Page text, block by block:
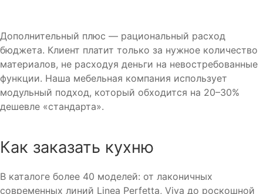
Дополнительный плюс — рациональный расход
бюджета. Клиент платит только за нужное количество
материалов, не расходуя деньги на невостребованные
функции. Наша мебельная компания использует
модульный подход, который обходится на 20–30%
дешевле «стандарта».
Как заказать кухню
В каталоге более 40 моделей: от лаконичных
современных линий Linea Perfetta, Viva до роскошной